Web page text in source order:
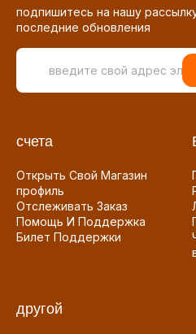
подпишитесь на нашу
последние обновления
счета
Открыть Свой Магазин
профиль
Отслеживать Заказ
Помощь И Поддержка
Билет Поддержки
другой